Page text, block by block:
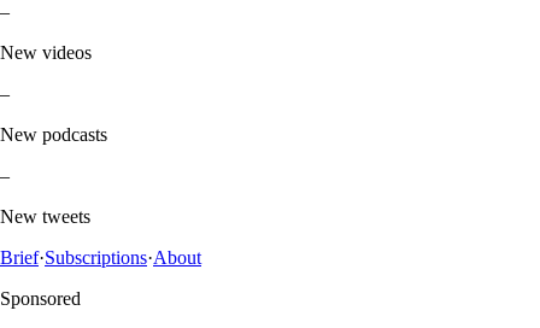
–
New videos
–
New podcasts
–
New tweets
Brief·Subscriptions·About
Sponsored